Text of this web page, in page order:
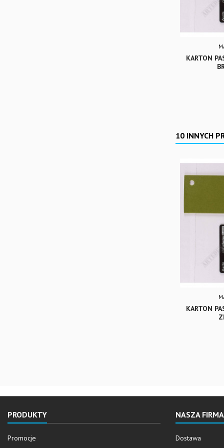
KARTON
10 INNYCH
KARTON
PRODUKTY
Promocje
NASZA FIRMA
Dostawa